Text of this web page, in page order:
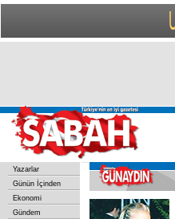
Yazarlar
Günün İçinden
Ekonomi
Gündem